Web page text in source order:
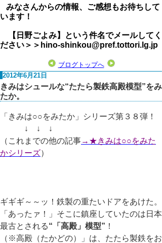
みなさんからの情報、ご感想もお待ちして
います！
【日野ごよみ】という件名でメールしてく
ださい＞＞hino-shinkou@pref.tottori.lg.jp
ブログトップへ
2012年6月21日
きみはシュールな“たたら製鉄高殿模型”をみ
たか。
「きみは○○をみたか」シリーズ第３８弾！
↓ ↓ ↓
（これまでの他の記事→★きみは○○をみた
かシリーズ）
ギギギ～～ッ！鉄製の重たいドアをあけた。
「あったァ！」そこに鎮座していたのは日本
最古とされる“「高殿」模型” ！
（※高殿（たかどの）」は、たたら製鉄をお